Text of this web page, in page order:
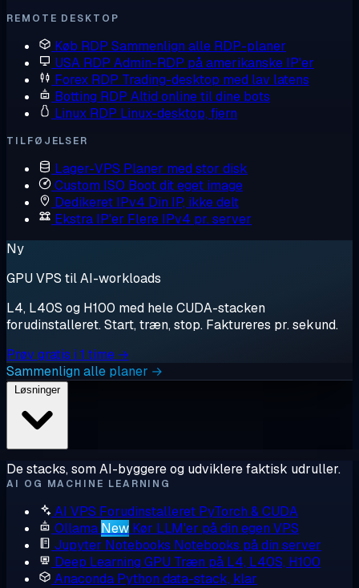
REMOTE DESKTOP
Køb RDP Sammenlign alle RDP-planer
USA RDP Admin-RDP på amerikanske IP'er
Forex RDP Trading-desktop med lav latens
Botting RDP Altid online til dine bots
Linux RDP Linux-desktop, fjern
TILFØJELSER
Lager-VPS Planer med stor disk
Custom ISO Boot dit eget image
Dedikeret IPv4 Din IP, ikke delt
Ekstra IP'er Flere IPv4 pr. server
Ny
GPU VPS til AI-workloads
L4, L40S og H100 med hele CUDA-stacken
forudinstalleret. Start, træn, stop. Faktureres pr. sekund.
Prøv gratis i 1 time →
Sammenlign alle planer →
Løsninger
De stacks, som AI-byggere og udviklere faktisk udruller.
AI OG MACHINE LEARNING
AI VPS Forudinstalleret PyTorch & CUDA
Ollama New Kør LLM'er på din egen VPS
Jupyter Notebooks Notebooks på din server
Deep Learning GPU Træn på L4, L40S, H100
Anaconda Python data-stack, klar